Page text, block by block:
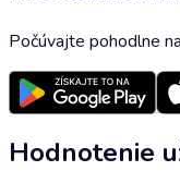
Počúvajte pohodlne
Hodnotenie